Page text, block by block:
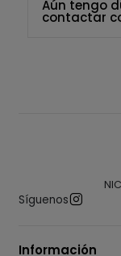
Aún tengo
contactar
Síguenos
Información